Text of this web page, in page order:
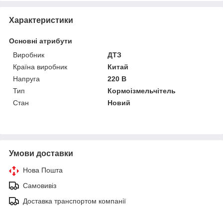
Характеристики
Основні атрибути
Виробник
ДТЗ
Країна виробник
Китай
Напруга
220 В
Тип
Кормоізмельчітель
Стан
Новий
Умови доставки
Нова Пошта
Самовивіз
Доставка транспортом компанії